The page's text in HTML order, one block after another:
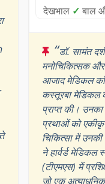
देखभाल ✓ बाल
“डॉ. सामंत
मनोचिकित्सक और
आजाद मेडिकल
कस्तूरबा मेडिकल
प्राप्त की।
प्रथाओं को
चिकित्सा में उनकी
ने हार्वर्ड
(टीएमएस) में
जो एक